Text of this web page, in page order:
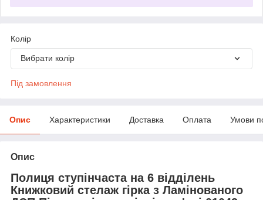
Колір
Вибрати колір
Під замовлення
Опис Характеристики Доставка Оплата Умови
Опис
Полиця ступінчаста на 6 відділень
Книжковий стелаж гірка з Ламінованого